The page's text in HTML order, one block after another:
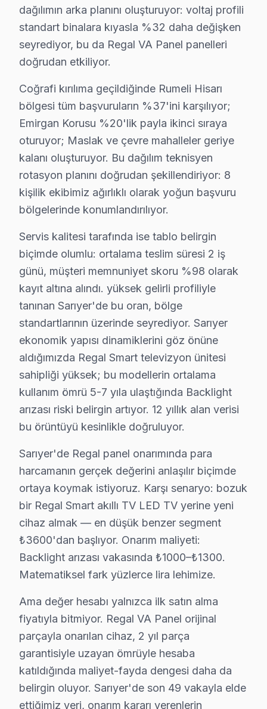
Müşterinin kapısını çaldığımda, biraz tedirgin
Tamir için getirdiği cihazın arka kapağını
Teknisyen olarak, Regal’in çeşitli seri ve model
Regal Arızaları: Sahadan Gözlemler
Sarıyer bölgesinden gelen Regal ekran'lerde en sık
1.Panel Arızası
Belirti:
Ekranda renk kaymaları veya yanık
Neden: Regal televizyonların panel teknolojisi,
Fiyat:Panel değişimi Türkiye'de 2.000 - 3.500 ₺
2. Yazılım Sorunları
Neden:Regal'in yazılım sistemi,
Fiyat:Yazılım güncellemeleri ya da reset
3.Güç Kartı Problemleri
Belirti:Cihazın açılmaması ya da aşırı ısınma.
Neden:Regal televizyonların güç kartı, bazı
Fiyat: Güç kartı değişimi 1.500 - 2.500 ₺
4.Backlight Sorunları
Ekranın kararması veya düzensiz
Neden:
Regal televizyonların backlight
Backlight onarım maliyeti 1.500 - 2.000 ₺
Anakart Arızası
Neden:Regal’in bazı model serilerindeki
Fiyat: Anakart değişimi genellikle 2.000 - 3.000
Bu sorunlar, kullanıcıların televizyonlarını daha iyi
Regal Parça Temini ve Maliyet Gerçekleri
Ayazağa'da Regal TV Servisi
Ayazağa, eski yapılar ve yeni konut projeleri ile dolu
Bahçeköy'de Regal TV Servisi
Bahçeköy, doğal güzellikleri ile dikkat çeken bir
Baltalimanı'nda Regal TV Servisi
Baltalimanı, deniz manzarası ile birlikte, çeşitli arıza
Büyükdere'de Regal TV Servisi
dağılımın arka planını oluşturuyor: voltaj profili
standart binalara kıyasla %32 daha değişken
seyrediyor, bu da Regal VA Panel panelleri
doğrudan etkiliyor.
Coğrafi kırılıma geçildiğinde Rumeli Hisarı
bölgesi tüm başvuruların %37'ini karşılıyor;
Emirgan Korusu %20'lik payla ikinci sıraya
oturuyor; Maslak ve çevre mahalleler geriye
kalanı oluşturuyor. Bu dağılım teknisyen
rotasyon planını doğrudan şekillendiriyor: 8
kişilik ekibimiz ağırlıklı olarak yoğun başvuru
bölgelerinde konumlandırılıyor.
Servis kalitesi tarafında ise tablo belirgin
biçimde olumlu: ortalama teslim süresi 2 iş
günü, müşteri memnuniyet skoru %98 olarak
kayıt altına alındı. yüksek gelirli profiliyle
tanınan Sarıyer'de bu oran, bölge
standartlarının üzerinde seyrediyor. Sarıyer
ekonomik yapısı dinamiklerini göz önüne
aldığımızda Regal Smart televizyon ünitesi
sahipliği yüksek; bu modellerin ortalama
kullanım ömrü 5-7 yıla ulaştığında Backlight
arızası riski belirgin artıyor. 12 yıllık alan verisi
bu örüntüyü kesinlikle doğruluyor.
Sarıyer'de Regal panel onarımında para
harcamanın gerçek değerini anlaşılır biçimde
ortaya koymak istiyoruz. Karşı senaryo: bozuk
bir Regal Smart akıllı TV LED TV yerine yeni
cihaz almak — en düşük benzer segment
₺3600'dan başlıyor. Onarım maliyeti:
Backlight arızası vakasında ₺1000–₺1300.
Matematiksel fark yüzlerce lira lehimize.
Ama değer hesabı yalnızca ilk satın alma
fiyatıyla bitmiyor. Regal VA Panel orijinal
parçayla onarılan cihaz, 2 yıl parça
garantisiyle uzayan ömrüyle hesaba
katıldığında maliyet-fayda dengesi daha da
belirgin oluyor. Sarıyer'de son 49 vakayla elde
ettiğimiz veri, onarım kararı verenlerin